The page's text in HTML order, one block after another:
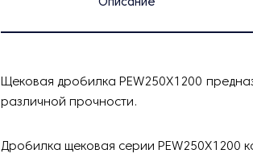
Описание
Щековая дробилка PEW250Х1200
различной прочности.
Дробилка щековая серии PEW250Х1200